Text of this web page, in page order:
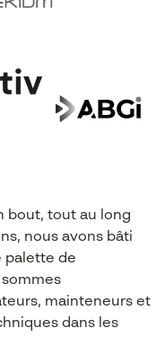
bout, tout au long
nous avons bâti
palette de
mainteneurs et
dans les